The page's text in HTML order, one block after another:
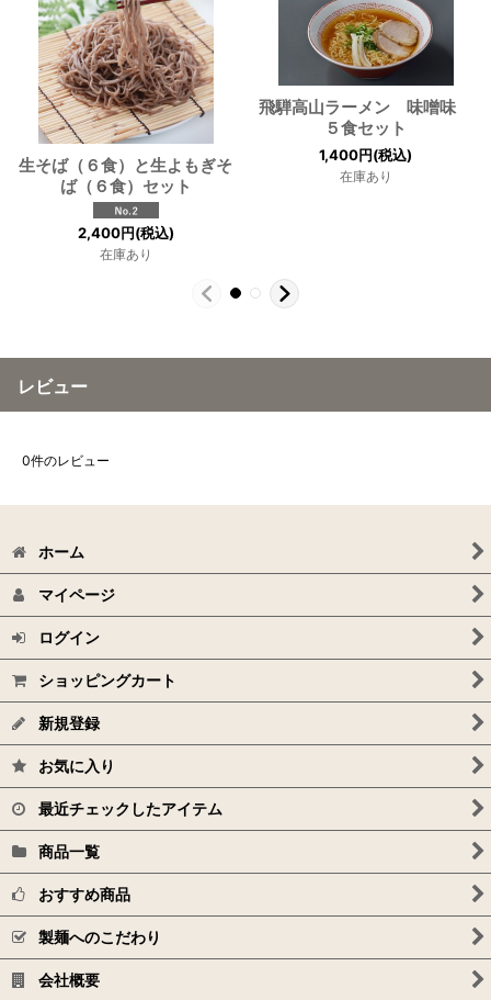
生そば（６食）と生よもぎそ
ば（６食）セット
2,400円(税込)
在庫あり
飛騨高山ラーメン 味噌味
５食セット
1,400円(税込)
在庫あり
レビュー
0件のレビュー
ホーム
マイページ
ログイン
ショッピングカート
新規登録
お気に入り
最近チェックしたアイテム
商品一覧
おすすめ商品
製麺へのこだわり
会社概要